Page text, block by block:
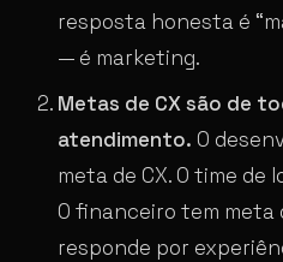
resposta honesta é
— é marketing.
Metas de CX são de
atendimento. O
meta de CX. O time de
O financeiro tem meta
responde por